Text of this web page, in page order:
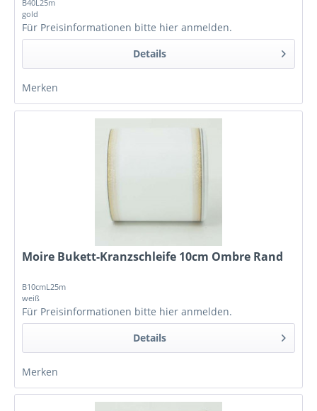
B40L25m
gold
Für Preisinformationen bitte hier anmelden.
Details
Merken
Moire Bukett-Kranzschleife 10cm Ombre Rand
B10cmL25m
weiß
Für Preisinformationen bitte hier anmelden.
Details
Merken